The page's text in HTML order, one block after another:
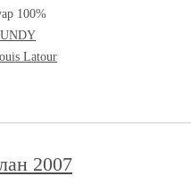
100%
Latour
2007